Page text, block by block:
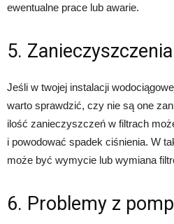
ewentualne prace lub awarie.
5.
Jeśli w twojej instalacji
warto sprawdzić, czy nie są one
ilość zanieczyszczeń w filtrach
i powodować spadek ciśnienia. W
może być wymycie lub wymiana
6. Problemy z